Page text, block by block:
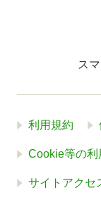
ス
利用規約
Cookie等の利
サイトアクセ